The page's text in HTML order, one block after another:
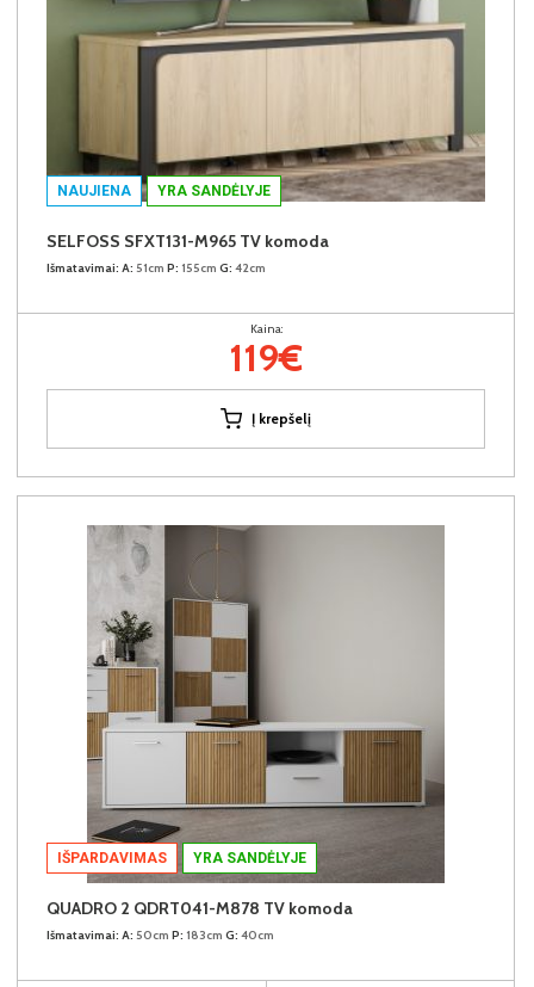
NAUJIENA YRA SANDĖLYJE
SELFOSS SFXT131-M965 TV komoda
Išmatavimai: A: 51cm P: 155cm G: 42cm
Kaina:
119€
Į krepšelį
IŠPARDAVIMAS YRA SANDĖLYJE
QUADRO 2 QDRT041-M878 TV komoda
Išmatavimai: A: 50cm P: 183cm G: 40cm